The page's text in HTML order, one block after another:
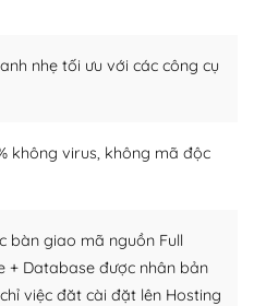
một diễn đàn cộng đồng
có thể lên mạng và tìm
sẵn sàng hỗ trợ bạn
nhẹ tối ưu với các công cụ
không virus, không mã độc
bàn giao mã nguồn Full
+ Database được nhân bản
việc đăt cài đặt lên Hosting